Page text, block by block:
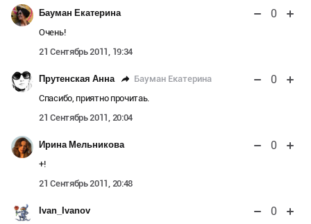
Бауман Екатерина 0
Очень!
21 Сентябрь 2011, 19:34
Прутенская Анна Бауман Екатерина 0
Спасибо, приятно прочитаь.
21 Сентябрь 2011, 20:04
Ирина Мельникова 0
+!
21 Сентябрь 2011, 20:48
Ivan_Ivanov 0